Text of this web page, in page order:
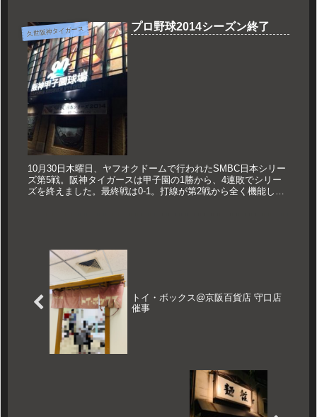
久世阪神タイガース プロ野球2014シーズン終了
10月30日木曜日、ヤフオクドームで行われたSMBC日本シリー
ズ第5戦。阪神タイガースは甲子園の1勝から、4連敗でシリー
ズを終えました。最終戦は0-1。打線が第2戦から全く機能しま
トイ・ボックス@京阪百貨店 守口店
催事